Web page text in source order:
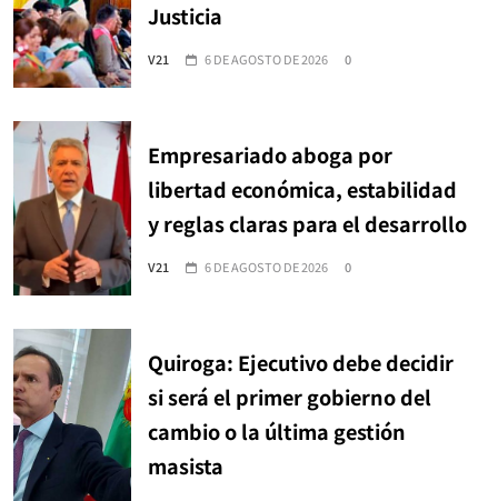
Justicia
V21 6 DE AGOSTO DE 2026 0
Empresariado aboga por
libertad económica, estabilidad
y reglas claras para el desarrollo
V21 6 DE AGOSTO DE 2026 0
Quiroga: Ejecutivo debe decidir
si será el primer gobierno del
cambio o la última gestión
masista